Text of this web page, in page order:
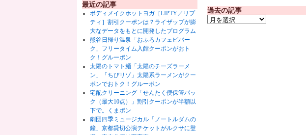
最近の記事
ボディメイクホットヨガ［LIPTY／リプ
ティ］割引クーポンは？ライザップが膨
大なデータをもとに開発したプログラム
熊谷日帰り温泉「おふろカフェビバー
ク」フリータイム入館クーポンがおト
ク！グルーポン
太陽のトマト麺「太陽のチーズラーメ
ン」「ちびリゾ」太陽系ラーメンがクー
ポンでおトク！グルーポン
宅配クリーニング「せんたく便保管パッ
ク（最大10点）」割引クーポンが半額以
下で。くまポン
劇団四季ミュージカル「ノートルダムの
鐘」京都貸切公演チケットがルクサに登
過去の記事